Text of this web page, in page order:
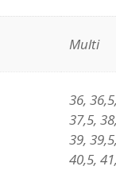
Multi
36,
37,5,
39,
40,5,